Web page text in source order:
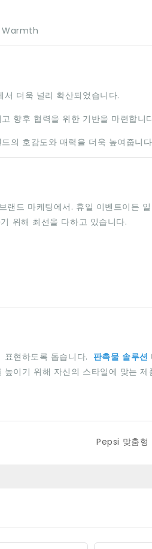
더욱 널리 확산되었습니다.
향후 협력을 위한 기반을 마련합니
의 호감도와 매력을 더욱 높여줍니
브랜드 마케팅에서. 휴일 이벤트이든
위해 최선을 다하고 있습니다.
현하도록 돕습니다. 판촉물 솔루션
이기 위해 자신의 스타일에 맞는
Pepsi 맞춤형